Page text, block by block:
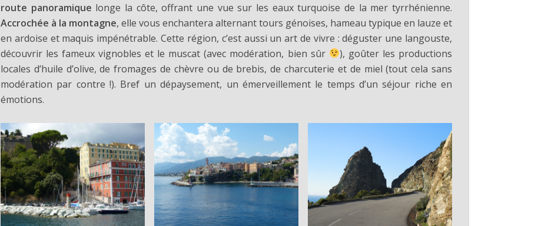
route panoramique longe la côte, offrant une vue sur les eaux turquoise de la mer tyrrhénienne.
Accrochée à la montagne, elle vous enchantera alternant tours génoises, hameau typique en lauze et
en ardoise et maquis impénétrable. Cette région, c’est aussi un art de vivre : déguster une langouste,
découvrir les fameux vignobles et le muscat (avec modération, bien sûr
), goûter les productions
locales d’huile d’olive, de fromages de chèvre ou de brebis, de charcuterie et de miel (tout cela sans
modération par contre !). Bref un dépaysement, un émerveillement le temps d’un séjour riche en
émotions.